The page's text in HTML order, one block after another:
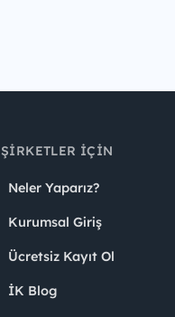
ŞIRKETLER İÇIN
Neler Yaparız?
Kurumsal Giriş
Ücretsiz Kayıt Ol
İK Blog